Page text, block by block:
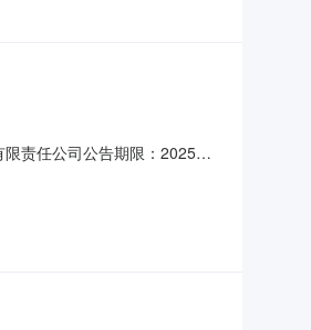
责任公司公告期限：2025年8
。2、出租标的具体详情以